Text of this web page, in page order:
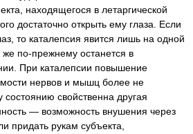
находящегося в летаргической
достаточно открыть ему глаза. Если
то каталепсия явится лишь на одной
же по-прежнему останется в
При каталепсии повышение
нервов и мышц более не
свойственна другая
— возможность внушения через
придать рукам субъекта,